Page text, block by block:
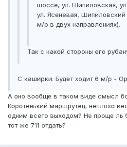
шоссе, ул. Шипиловская,
ул. Ясеневая, Шипиловский
м/р в двух направлениях).
Так с какой стороны его
С каширки. Будет ходит 6 м/р -
А оно вообще в таком виде смысл
Коротенький маршрутец, неплохо
одним всего выходом? Не проще ль
тот же 711 отдать?